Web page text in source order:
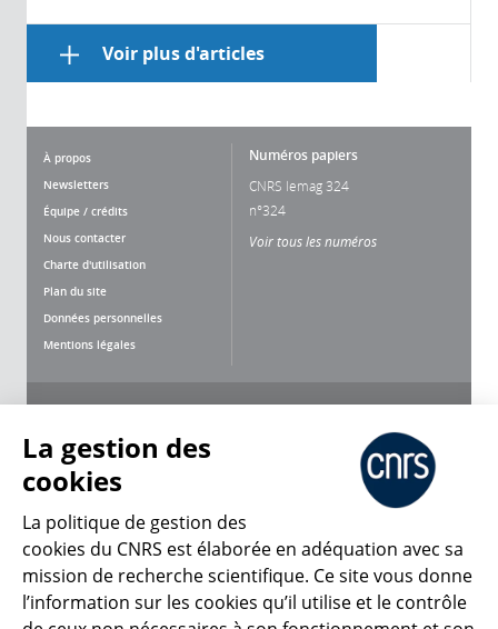
Voir plus d'articles
À propos
Newsletters
Équipe / crédits
Nous contacter
Charte d'utilisation
Plan du site
Données personnelles
Mentions légales
Numéros papiers
CNRS lemag 324
n°324
Voir tous les numéros
CNRS Le Mag
La gestion des
cookies
La politique de gestion des
cookies du CNRS est élaborée en adéquation avec sa
mission de recherche scientifique. Ce site vous donne
l’information sur les cookies qu’il utilise et le contrôle